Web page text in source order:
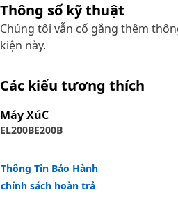
Thông số kỹ thuật
Chúng tôi vẫn cố gắng thêm
kiện này.
Các kiểu tương thích
Máy XúC
EL200BE200B
Thông Tin Bảo Hành
chính sách hoàn trả